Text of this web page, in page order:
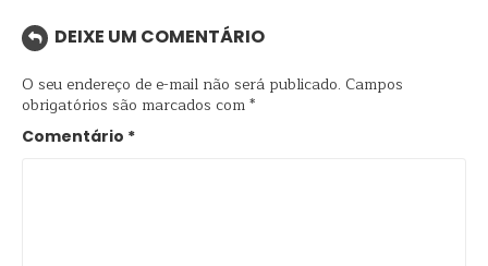
DEIXE UM COMENTÁRIO
O seu endereço de e-mail não será publicado. Campos
obrigatórios são marcados com*
Comentário *